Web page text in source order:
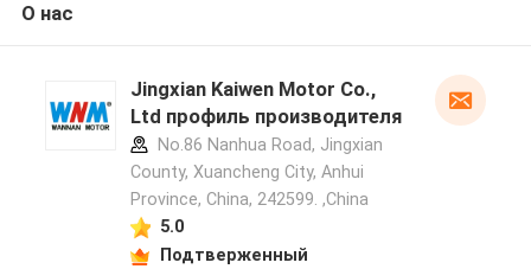
О нас
Jingxian Kaiwen Motor Co.,
Ltd профиль производителя
No.86 Nanhua Road, Jingxian
County, Xuancheng City, Anhui
Province, China, 242599. ,China
5.0
Подтверженный